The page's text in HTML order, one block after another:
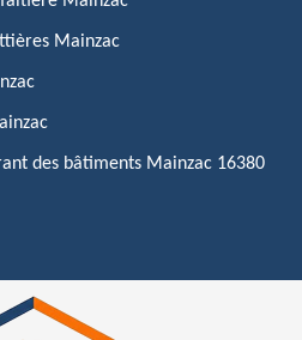
Mainzac
des bâtiments Mainzac 16380